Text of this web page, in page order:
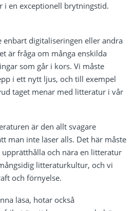
i en exceptionell brytningstid.
digitaliseringen eller andra
är fråga om många enskilda
som går i kors. Vi måste
i ett nytt ljus, och till exempel
taget menar med litteratur i vår
är den allt svagare
man inte läser alls. Det här måste
och nära en litteratur
litteraturkultur, och vi
och förnyelse.
läsa, hotar också